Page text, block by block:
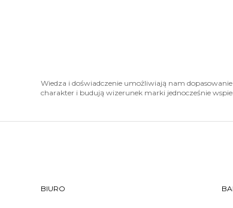
Wiedza i doświadczenie umożliwiają nam
charakter i budują wizerunek marki jednocześnie
BIURO